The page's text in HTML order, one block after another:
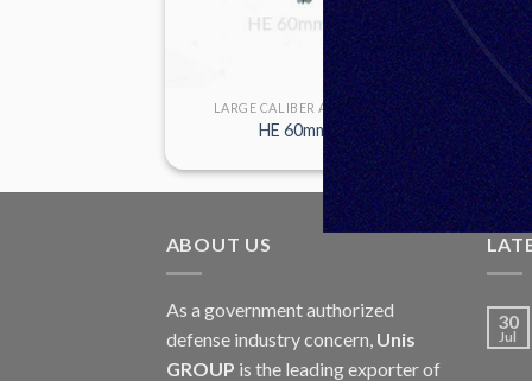
LARGE CALIBER AMMUNITION
HE 60mm M91
ABOUT US
As a government authorized
defense industry concern, Unis
GROUP is the leading exporter of
30
Jul